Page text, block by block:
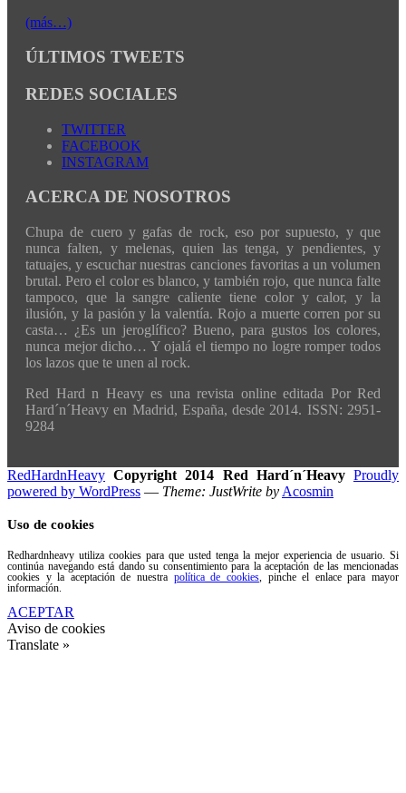
(más…)
ÚLTIMOS TWEETS
REDES SOCIALES
TWITTER
FACEBOOK
INSTAGRAM
ACERCA DE NOSOTROS
Chupa de cuero y gafas de rock, eso por supuesto, y que
nunca falten, y melenas, quien las tenga, y pendientes, y
tatuajes, y escuchar nuestras canciones favoritas a un volumen
brutal. Pero el color es blanco, y también rojo, que nunca falte
tampoco, que la sangre caliente tiene color y calor, y la
ilusión, y la pasión y la valentía. Rojo a muerte corren por su
casta… ¿Es un jeroglífico? Bueno, para gustos los colores,
nunca mejor dicho… Y ojalá el tiempo no logre romper todos
los lazos que te unen al rock.
Red Hard n Heavy es una revista online editada Por Red
Hard´n´Heavy en Madrid, España, desde 2014. ISSN: 2951-
9284
RedHardnHeavy Copyright 2014 Red Hard´n´Heavy Proudly
powered by WordPress — Theme: JustWrite by Acosmin
Uso de cookies
Redhardnheavy utiliza cookies para que usted tenga la mejor experiencia de usuario. Si
continúa navegando está dando su consentimiento para la aceptación de las mencionadas
cookies y la aceptación de nuestra política de cookies, pinche el enlace para mayor
información.
ACEPTAR
Aviso de cookies
Translate »